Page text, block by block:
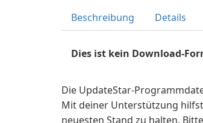
Beschreibung Details
Dies ist kein Download-
Die UpdateStar-
Mit deiner Unterstützung
neuesten Stand zu halten.